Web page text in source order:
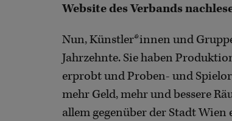
Website des Verbands
Nun, Künstler*innen und
Jahrzehnte. Sie haben
erprobt und Proben- und
mehr Geld, mehr und bessere
allem gegenüber der Stadt